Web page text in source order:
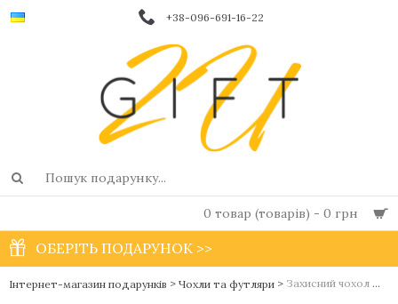
+38-096-691-16-22
0 товар (товарів) - 0 грн
ОБЕРІТЬ ПОДАРУНОК >>
Інтернет-магазин подарунків > Чохли та футляри > Захисний чохол для планшета Karakum Yellow Leather